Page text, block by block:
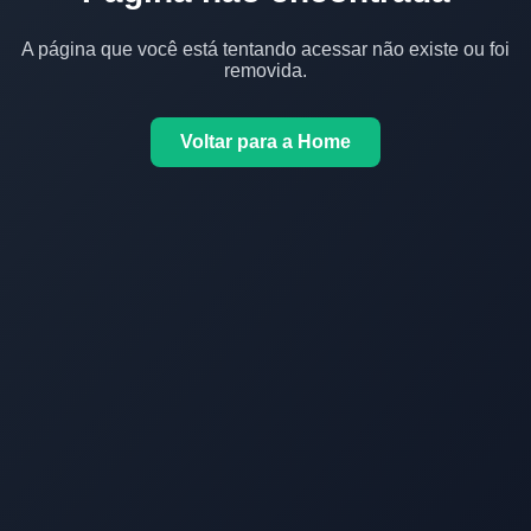
A página que você está tentando acessar não existe ou foi
removida.
Voltar para a Home